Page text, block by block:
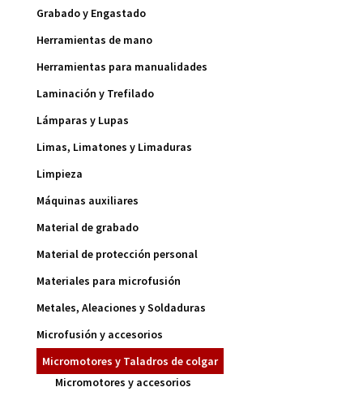
Grabado y Engastado
Herramientas de mano
Herramientas para manualidades
Laminación y Trefilado
Lámparas y Lupas
Limas, Limatones y Limaduras
Limpieza
Máquinas auxiliares
Material de grabado
Material de protección personal
Materiales para microfusión
Metales, Aleaciones y Soldaduras
Microfusión y accesorios
Micromotores y Taladros de colgar
Micromotores y accesorios